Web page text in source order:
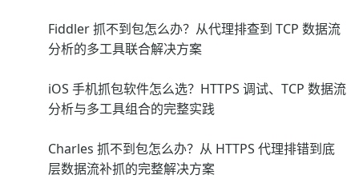
Fiddler 抓不到包怎么办？从代理排查到 TCP 数据流
分析的多工具联合解决方案
iOS 手机抓包软件怎么选？HTTPS 调试、TCP 数据流
分析与多工具组合的完整实践
Charles 抓不到包怎么办？从 HTTPS 代理排错到底
层数据流补抓的完整解决方案